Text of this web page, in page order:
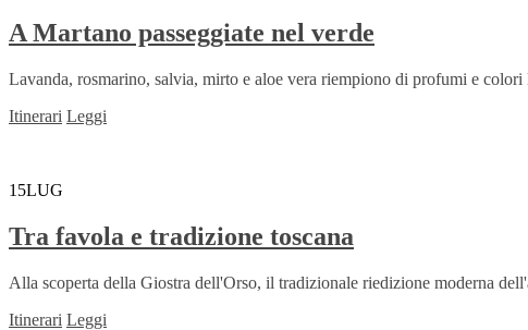
A Martano passeggiate nel verde
Lavanda, rosmarino, salvia, mirto e aloe vera riempiono di profumi e
Itinerari Leggi
15LUG
Tra favola e tradizione toscana
Alla scoperta della Giostra dell'Orso, il tradizionale riedizione moderna
Itinerari Leggi